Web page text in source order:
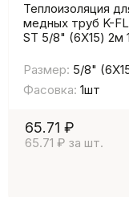
Теплоизоляция
медных труб K-
ST 5/8" (6Х15) 2м
Размер: 5/8"
Фасовка: 1шт
65.71 ₽
65.71 ₽ за шт.